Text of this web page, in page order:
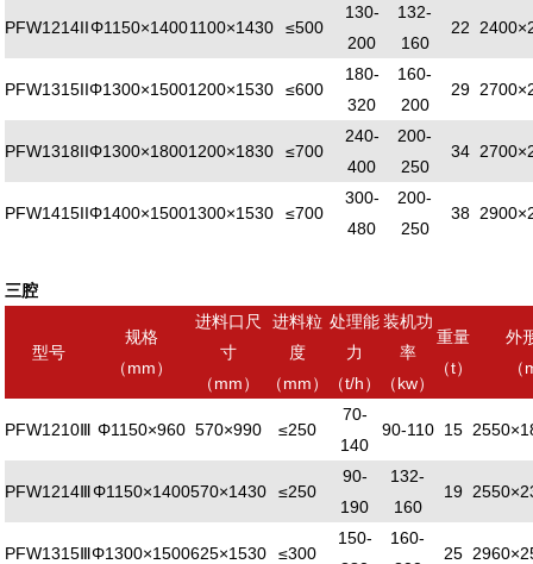
PFW1214IIΦ1150×14001100×1430 ≤500
130-
200
132-
160
22
PFW1315IIΦ1300×15001200×1530 ≤600
180-
320
160-
200
29
PFW1318IIΦ1300×18001200×1830 ≤700
240-
400
200-
250
34
PFW1415IIΦ1400×15001300×1530 ≤700
300-
480
200-
250
38
三腔
型号
规格
（mm）
进料口尺
寸
（mm）
进料粒
度
（mm）
处理能
力
（t/h）
装机功
率
（kw）
重量
（t）
外
PFW1210Ⅲ Φ1150×960 570×990 ≤250
70-
140
90-110 15
PFW1214ⅢΦ1150×1400570×1430 ≤250
90-
190
132-
160
19
PFW1315ⅢΦ1300×1500625×1530 ≤300
150-
160-
25